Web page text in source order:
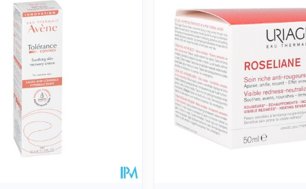
maximale prijswaarden aan te passen.